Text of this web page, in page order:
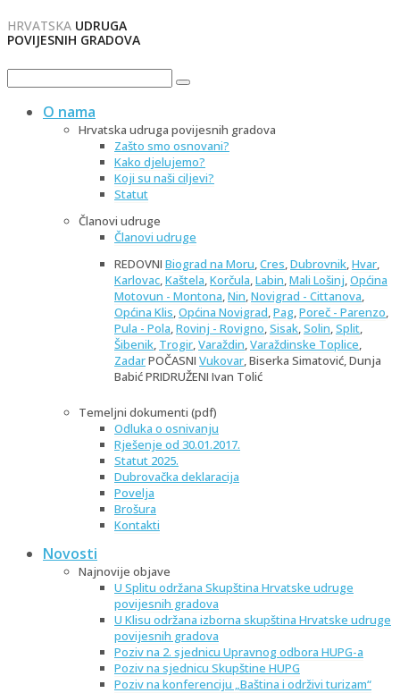
HRVATSKA UDRUGA
POVIJESNIH GRADOVA
O nama
Hrvatska udruga povijesnih gradova
Zašto smo osnovani?
Kako djelujemo?
Koji su naši ciljevi?
Statut
Članovi udruge
Članovi udruge
REDOVNI Biograd na Moru,Cres,Dubrovnik,Hvar,
Karlovac,Kaštela,Korčula,Labin,Mali Lošinj,Općina
Motovun - Montona,Nin,Novigrad - Cittanova,
Općina Klis,Općina Novigrad,Pag,Poreč - Parenzo,
Pula - Pola,Rovinj - Rovigno,Sisak,Solin,Split,
Šibenik, Trogir,Varaždin,Varaždinske Toplice,
ZadarPOČASNI Vukovar, Biserka Simatović, Dunja
Babić PRIDRUŽENI Ivan Tolić
Temeljni dokumenti (pdf)
Odluka o osnivanju
Rješenje od 30.01.2017.
Statut 2025.
Dubrovačka deklaracija
Povelja
Brošura
Kontakti
Novosti
Najnovije objave
U Splitu održana Skupština Hrvatske udruge
povijesnih gradova
U Klisu održana izborna skupština Hrvatske udruge
povijesnih gradova
Poziv na 2. sjednicu Upravnog odbora HUPG-a
Poziv na sjednicu Skupštine HUPG
Poziv na konferenciju „Baština i održivi turizam“